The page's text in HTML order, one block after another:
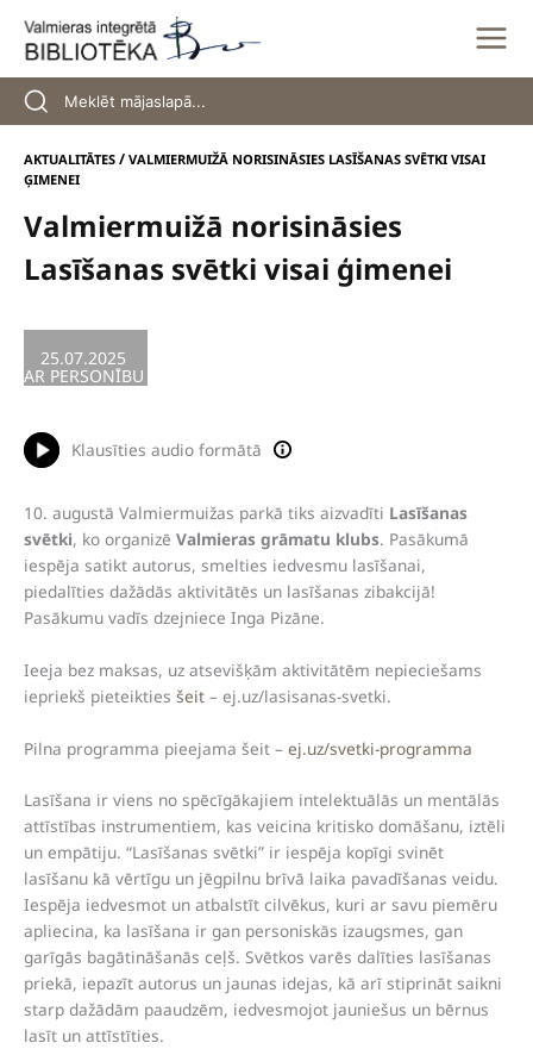
content
AKTUALITĀTES / VALMIERMUIŽĀ NORISINĀSIES LASĪŠANAS SVĒTKI VISAI
ĢIMENEI
Valmiermuižā norisināsies
Lasīšanas svētki visai ģimenei
25.07.2025
AR PERSONĪBU
Klausīties audio formātā
10. augustā Valmiermuižas parkā tiks aizvadīti Lasīšanas
svētki, ko organizē Valmieras grāmatu klubs. Pasākumā
iespēja satikt autorus, smelties iedvesmu lasīšanai,
piedalīties dažādās aktivitātēs un lasīšanas zibakcijā!
Pasākumu vadīs dzejniece Inga Pizāne.
Ieeja bez maksas, uz atsevišķām aktivitātēm nepieciešams
iepriekš pieteikties šeit – ej.uz/lasisanas-svetki.
Pilna programma pieejama šeit – ej.uz/svetki-programma
Lasīšana ir viens no spēcīgākajiem intelektuālās un mentālās
attīstības instrumentiem, kas veicina kritisko domāšanu, iztēli
un empātiju. “Lasīšanas svētki” ir iespēja kopīgi svinēt
lasīšanu kā vērtīgu un jēgpilnu brīvā laika pavadīšanas veidu.
Iespēja iedvesmot un atbalstīt cilvēkus, kuri ar savu piemēru
apliecina, ka lasīšana ir gan personiskās izaugsmes, gan
garīgās bagātināšanās ceļš. Svētkos varēs dalīties lasīšanas
priekā, iepazīt autorus un jaunas idejas, kā arī stiprināt saikni
starp dažādām paaudzēm, iedvesmojot jauniešus un bērnus
lasīt un attīstīties.